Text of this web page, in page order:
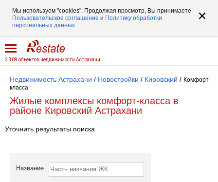
Мы используем "cookies". Продолжая просмотр, Вы принимаете
Пользовательское соглашение и Политику обработки
персональных данных.
2 309 объектов недвижимости Астрахани
Недвижимость Астрахани / Новостройки / Кировский / Комфорт-
класса
Жилые комплексы комфорт-класса в
районе Кировский Астрахани
Уточнить результаты поиска
Название